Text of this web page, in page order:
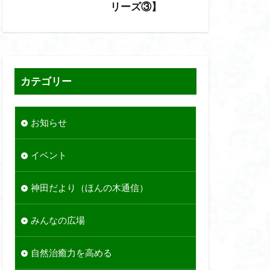
リーズ③】
カテゴリー
お知らせ
イベント
神田だより（ほんの木通信）
みんなの広場
自然治癒力を高める